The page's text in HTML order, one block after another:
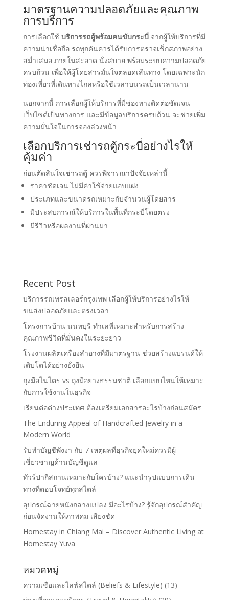
มาตรฐานความปลอดภัยและคุณภาพ
การบริการ
การเลือกใช้ บริการรถตู้พร้อมคนขับกระบี่จากผู้ให้บริการที่มี
ความน่าเชื่อถือ รถทุกคันควรได้รับการตรวจเช็กสภาพอย่าง
สม่ำเสมอ ภายในสะอาด นั่งสบาย พร้อมระบบความปลอดภัย
ครบถ้วน เพื่อให้ผู้โดยสารมั่นใจตลอดเส้นทาง โดยเฉพาะนัก
ท่องเที่ยวที่เดินทางไกลหรือใช้เวลาบนรถเป็นเวลานาน
นอกจากนี้ การเลือกผู้ให้บริการที่มีช่องทางติดต่อชัดเจน
เว็บไซต์เป็นทางการ และมีข้อมูลบริการครบถ้วน จะช่วยเพิ่ม
ความมั่นใจในการจองล่วงหน้า
เลือกบริการเช่ารถตู้กระบี่อย่างไรให้
คุ้มค่า
ก่อนตัดสินใจเช่ารถตู้ ควรพิจารณาปัจจัยเหล่านี้
ราคาชัดเจน ไม่มีค่าใช้จ่ายแอบแฝง
ประเภทและขนาดรถเหมาะกับจำนวนผู้โดยสาร
มีประสบการณ์ให้บริการในพื้นที่กระบี่โดยตรง
มีรีวิวหรือผลงานที่ผ่านมา
Recent Post
บริการรถเทรลเลอร์กรุงเทพ เลือกผู้ให้บริการอย่างไรให้
ขนส่งปลอดภัยและตรงเวลา
โครงการบ้าน นนทบุรี ทำเลที่เหมาะสำหรับการสร้าง
คุณภาพชีวิตที่มั่นคงในระยะยาว
โรงงานผลิตเครื่องสำอางที่มีมาตรฐาน ช่วยสร้างแบรนด์ให้
เติบโตได้อย่างยั่งยืน
ถุงมือไนไตร vs ถุงมือยางธรรมชาติ เลือกแบบไหนให้เหมาะ
กับการใช้งานในธุรกิจ
เรียนต่อต่างประเทศ ต้องเตรียมเอกสารอะไรบ้างก่อนสมัคร
The Enduring Appeal of Handcrafted Jewelry in a
Modern World
รับทำบัญชีพังงา กับ 7 เหตุผลที่ธุรกิจยุคใหม่ควรมีผู้
เชี่ยวชาญด้านบัญชีดูแล
ทัวร์ปากีสถานเหมาะกับใครบ้าง? แนะนำรูปแบบการเดิน
ทางที่ตอบโจทย์ทุกสไตล์
อุปกรณ์ฉายหนังกลางแปลง มีอะไรบ้าง? รู้จักอุปกรณ์สำคัญ
ก่อนจัดงานให้ภาพคม เสียงชัด
Homestay in Chiang Mai – Discover Authentic Living at
Homestay Yuva
หมวดหมู่
ความเชื่อและไลฟ์สไตล์ (Beliefs & Lifestyle) (13)